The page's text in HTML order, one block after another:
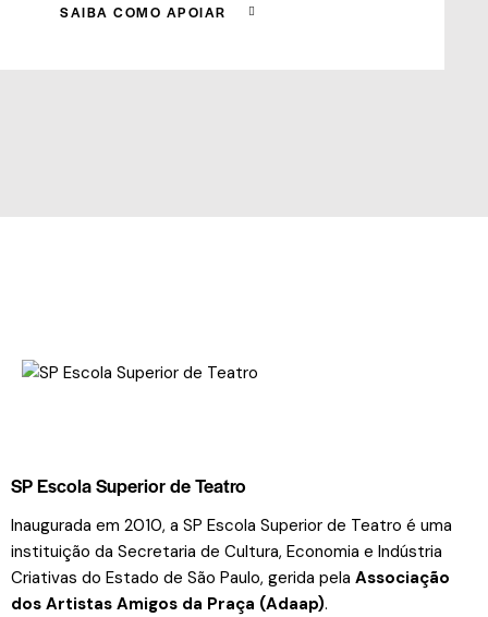
SAIBA COMO APOIAR
SP Escola Superior de Teatro
Inaugurada em 2010, a SP Escola Superior de Teatro é uma
instituição da Secretaria de Cultura, Economia e Indústria
Criativas do Estado de São Paulo, gerida pela Associação
dos Artistas Amigos da Praça (Adaap).